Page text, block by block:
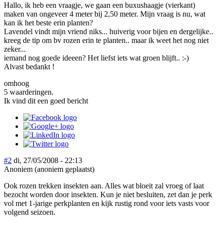
Hallo, ik heb een vraagje, we gaan een buxushaagje (vierkant)
maken van ongeveer 4 meter bij 2,50 meter. Mijn vraag is nu, wat
kan ik het beste erin planten?
Lavendel vindt mijn vriend niks... huiverig voor bijen en dergelijke..
kreeg de tip om bv rozen erin te planten.. maar ik weet het nog niet
zeker...
iemand nog goede ideeen? Het liefst iets wat groen blijft.. :-)
Alvast bedankt !
omhoog
5 waarderingen.
Ik vind dit een goed bericht
#2 di, 27/05/2008 - 22:13
Anoniem (anoniem geplaatst)
Ook rozen trekken insekten aan. Alles wat bloeit zal vroeg of laat
bezocht worden door insekten. Kun je niet besluiten, zet dan je perk
vol met 1-jarige perkplanten en kijk rustig rond voor iets vasts voor
volgend seizoen.